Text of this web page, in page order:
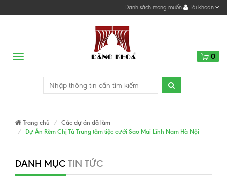
Danh sách mong muốn Tài khoản
Menu 0
Trang chủ
Các dự án đã làm
Dự Án Rèm Chị Tú Trung tâm tiệc cưới Sao Mai Lĩnh Nam Hà Nội
DANH MỤC TIN TỨC